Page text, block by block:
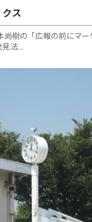
ス
の「広報の前にマー
法